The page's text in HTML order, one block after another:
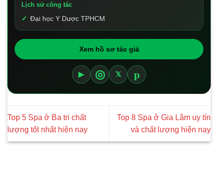
Lịch sử công tác
Đại học Y Dược TPHCM
Xem hồ sơ tác giả
▶ ◎ 𝕏 p
Top 5 Spa ở Ba tri chất
lượng tốt nhất hiện nay
Top 8 Spa ở Gia Lâm uy tín
và chất lượng hiện nay